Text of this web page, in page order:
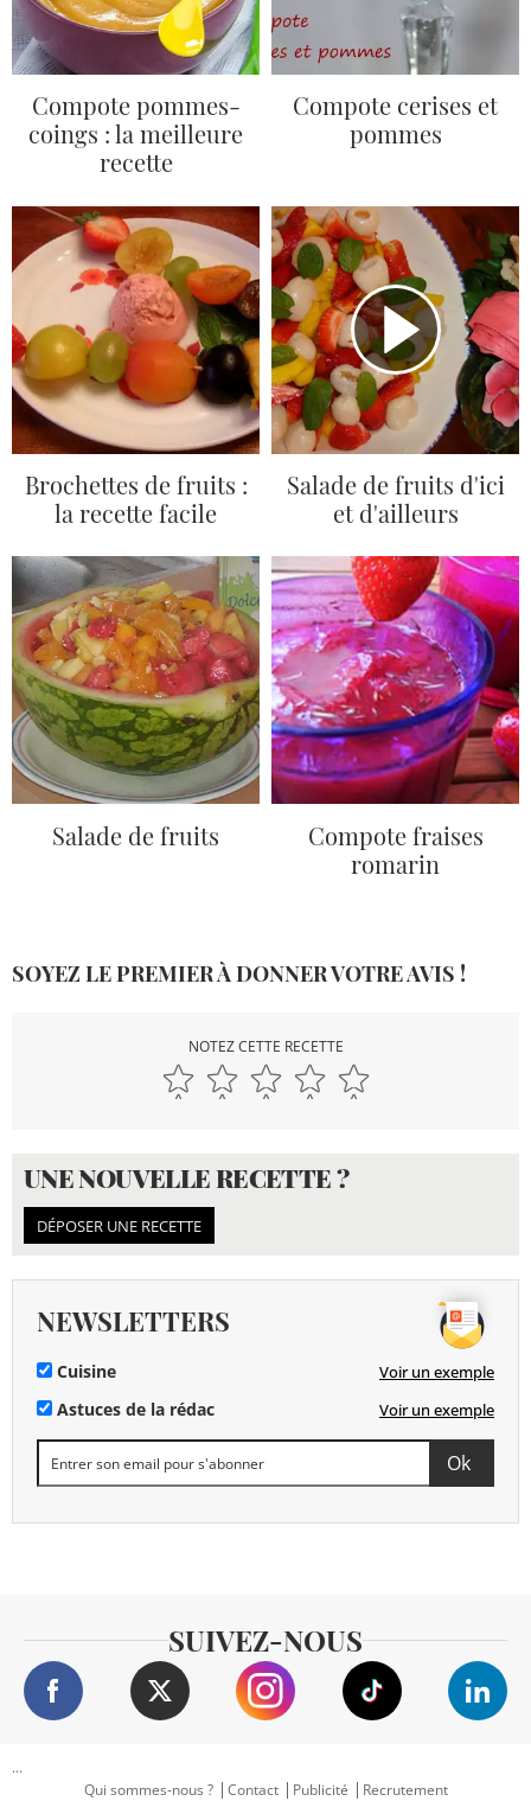
Compote pommes-
coings : la meilleure
recette
Compote cerises et
pommes
Brochettes de fruits :
la recette facile
Salade de fruits d'ici
et d'ailleurs
Salade de fruits
Compote fraises
romarin
SOYEZ LE PREMIER À DONNER VOTRE AVIS !
NOTEZ CETTE RECETTE
UNE NOUVELLE RECETTE ?
DÉPOSER UNE RECETTE
NEWSLETTERS
Cuisine Voir un exemple
Astuces de la rédac Voir un exemple
SUIVEZ-NOUS
...
Qui sommes-nous ?
Contact Publicité Recrutement